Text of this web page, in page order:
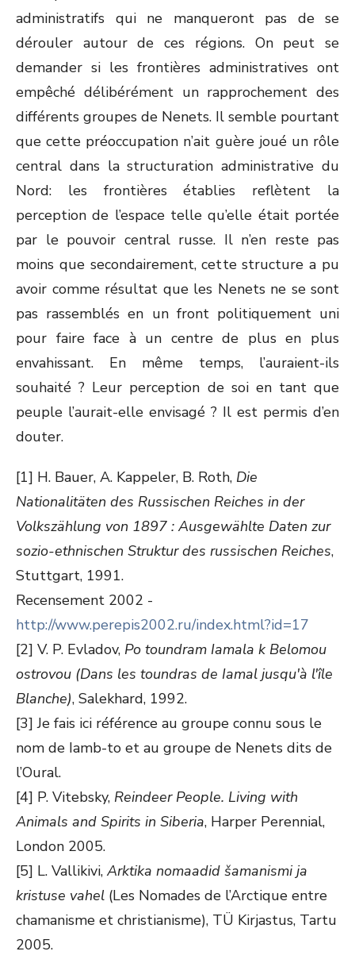
administratifs qui ne manqueront pas de se
dérouler autour de ces régions. On peut se
demander si les frontières administratives ont
empêché délibérément un rapprochement des
différents groupes de Nenets. Il semble pourtant
que cette préoccupation n’ait guère joué un rôle
central dans la structuration administrative du
Nord: les frontières établies reflètent la
perception de l’espace telle qu’elle était portée
par le pouvoir central russe. Il n’en reste pas
moins que secondairement, cette structure a pu
avoir comme résultat que les Nenets ne se sont
pas rassemblés en un front politiquement uni
pour faire face à un centre de plus en plus
envahissant. En même temps, l’auraient-ils
souhaité ? Leur perception de soi en tant que
peuple l’aurait-elle envisagé ? Il est permis d’en
douter.
[1] H. Bauer, A. Kappeler, B. Roth, Die
Nationalitäten des Russischen Reiches in der
Volkszählung von 1897 : Ausgewählte Daten zur
sozio-ethnischen Struktur des russischen Reiches,
Stuttgart, 1991.
Recensement 2002 -
http://www.perepis2002.ru/index.html?id=17
[2] V. P. Evladov, Po toundram Iamala k Belomou
ostrovou (Dans les toundras de Iamal jusqu'à l'île
Blanche), Salekhard, 1992.
[3] Je fais ici référence au groupe connu sous le
nom de Iamb-to et au groupe de Nenets dits de
l’Oural.
[4] P. Vitebsky, Reindeer People. Living with
Animals and Spirits in Siberia, Harper Perennial,
London 2005.
[5] L. Vallikivi, Arktika nomaadid šamanismi ja
kristuse vahel (Les Nomades de l’Arctique entre
chamanisme et christianisme), TÜ Kirjastus, Tartu
2005.